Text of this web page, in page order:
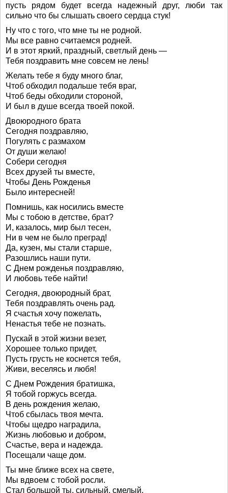
пусть рядом будет всегда надежный друг, люби так
сильно что бы слышать своего сердца стук!
Ну что с того, что мне ты не родной.
Мы все равно считаемся родней.
И в этот яркий, праздный, светлый день —
Тебя поздравить мне совсем не лень!
Желать тебе я буду много благ,
Чтоб обходил подальше тебя враг,
Чтоб беды обходили стороной,
И был в душе всегда твоей покой.
Двоюродного брата
Сегодня поздравляю,
Погулять с размахом
От души желаю!
Собери сегодня
Всех друзей ты вместе,
Чтобы День Рожденья
Было интересней!
Помнишь, как носились вместе
Мы с тобою в детстве, брат?
И, казалось, мир был тесен,
Ни в чем не было преград!
Да, кузен, мы стали старше,
Разошлись наши пути.
С Днем рожденья поздравляю,
И любовь тебе найти!
Сегодня, двоюродный брат,
Тебя поздравлять очень рад.
Я счастья хочу пожелать,
Ненастья тебе не познать.
Пускай в этой жизни везет,
Хорошее только придет,
Пусть грусть не коснется тебя,
Живи, веселясь и любя!
С Днем Рождения братишка,
Я тобой горжусь всегда.
В день рождения желаю,
Чтоб сбылась твоя мечта.
Чтобы щедро наградила,
Жизнь любовью и добром,
Счастье, вера и надежда.
Посещали чаще дом.
Ты мне ближе всех на свете,
Мы вдвоем с тобой росли.
Стал большой ты, сильный, смелый,